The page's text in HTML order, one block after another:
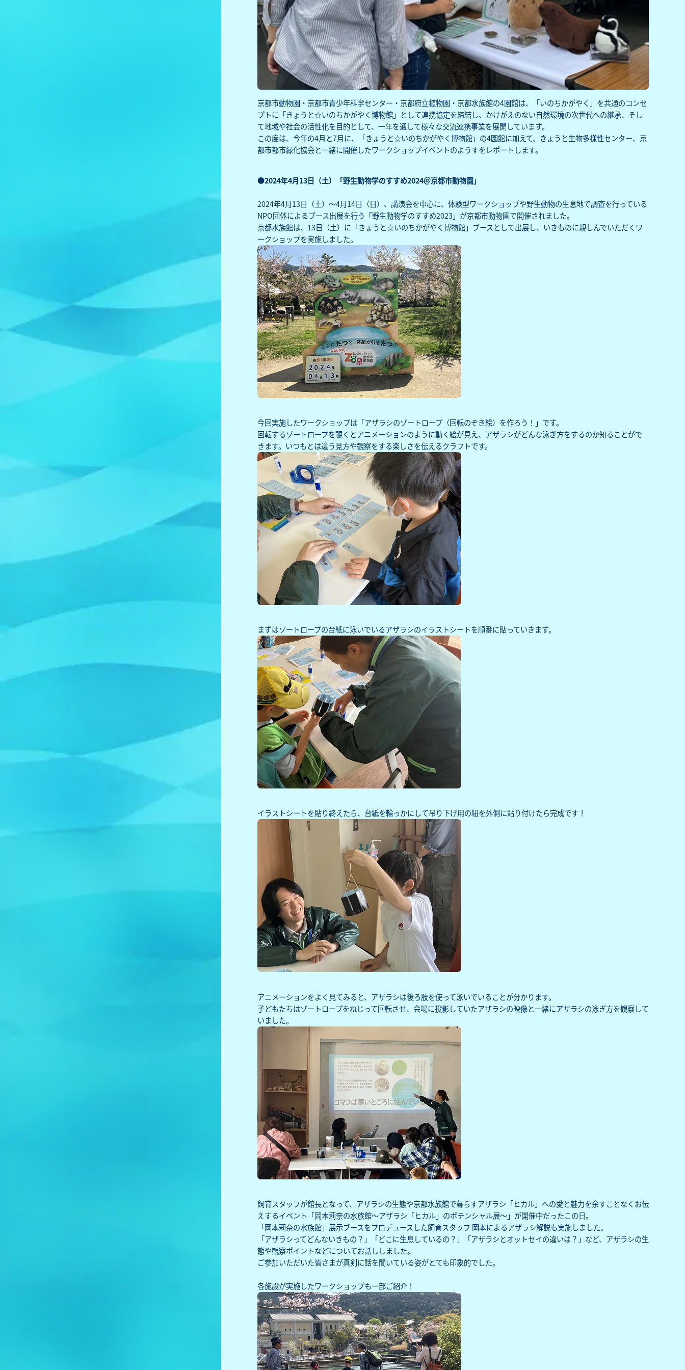
京都市動物園・京都市青少年科学センター・京都府立植物園・京都水族館の4園館は、「いのちかがやく」を共通のコンセ
プトに「きょうと☆いのちかがやく博物館」として連携協定を締結し、かけがえのない自然環境の次世代への継承、そし
て地域や社会の活性化を目的として、一年を通して様々な交流連携事業を展開しています。
この度は、今年の4月と7月に、「きょうと☆いのちかがやく博物館」の4園館に加えて、きょうと生物多様性センター、京
都市都市緑化協会と一緒に開催したワークショップイベントのようすをレポートします。
●2024年4月13日（土）「野生動物学のすすめ2024＠京都市動物園」
2024年4月13日（土）～4月14日（日）、講演会を中心に、体験型ワークショップや野生動物の生息地で調査を行っている
NPO団体によるブース出展を行う「野生動物学のすすめ2023」が京都市動物園で開催されました。‌
京都水族館は、13日（土）に「きょうと☆いのちかがやく博物館」ブースとして出展し、いきものに親しんでいただくワ
ークショップを実施しました。‌
今回実施したワークショップは「アザラシのゾートロープ（回転のぞき絵）を作ろう！」です。
回転するゾートロープを覗くとアニメーションのように動く絵が見え、アザラシがどんな泳ぎ方をするのか知ることがで
きます。いつもとは違う見方や観察をする楽しさを伝えるクラフトです。‌
まずはゾートロープの台紙に泳いでいるアザラシのイラストシートを順番に貼っていきます。
イラストシートを貼り終えたら、台紙を輪っかにして吊り下げ用の紐を外側に貼り付けたら完成です！
アニメーションをよく見てみると、アザラシは後ろ肢を使って泳いでいることが分かります。
子どもたちはゾートロープをねじって回転させ、会場に投影していたアザラシの映像と一緒にアザラシの泳ぎ方を観察して
いました。
飼育スタッフが館長となって、アザラシの生態や京都水族館で暮らすアザラシ「ヒカル」への愛と魅力を余すことなくお伝
えするイベント 「岡本莉奈の水族館～アザラシ「ヒカル」のポテンシャル展～」 が開催中だったこの日。
「岡本莉奈の水族館」展示ブースをプロデュースした飼育スタッフ 岡本によるアザラシ解説も実施しました。
「アザラシってどんないきもの？」「どこに生息しているの？」「アザラシとオットセイの違いは？」など、アザラシの生
態や観察ポイントなどについてお話ししました。
ご参加いただいた皆さまが真剣に話を聞いている姿がとても印象的でした。
各施設が実施したワークショップも一部ご紹介！